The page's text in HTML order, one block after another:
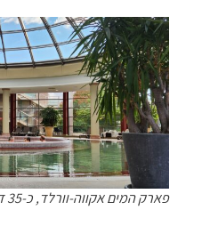
פארק המים אקווה-וורלד, כ-35 דקות נסיעה ממרכז העיר